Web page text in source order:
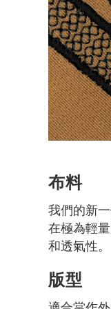
布料
我們的新
在極為輕
和透氣性。
版型